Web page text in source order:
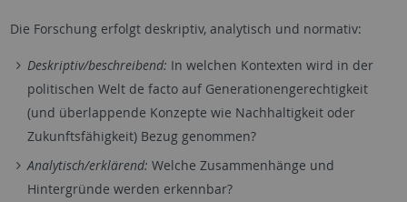
Die Forschung erfolgt deskriptiv, analytisch und normativ:
Deskriptiv/beschreibend: In welchen Kontexten wird in der
politischen Welt de facto auf Generationengerechtigkeit
(und überlappende Konzepte wie Nachhaltigkeit oder
Zukunftsfähigkeit) Bezug genommen?
Analytisch/erklärend: Welche Zusammenhänge und
Hintergründe werden erkennbar?